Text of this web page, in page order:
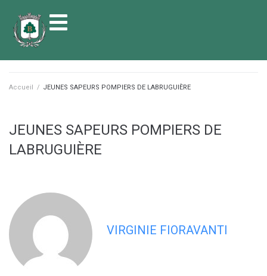
principal
Accueil / JEUNES SAPEURS POMPIERS DE LABRUGUIÈRE
JEUNES SAPEURS POMPIERS DE
LABRUGUIÈRE
VIRGINIE FIORAVANTI